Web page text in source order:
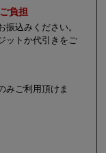
負担
込みください。
ットか代引きをご
みご利用頂けま